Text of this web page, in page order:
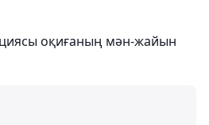
оқиғаның мән-жайын